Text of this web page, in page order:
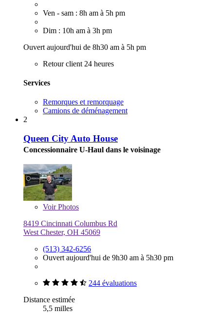
Ven - sam : 8h am à 5h pm
Dim : 10h am à 3h pm
Ouvert aujourd'hui de 8h30 am à 5h pm
Retour client 24 heures
Services
Remorques et remorquage
Camions de déménagement
2
Queen City Auto House
Concessionnaire U-Haul dans le voisinage
VoirPhotos
8419 Cincinnati Columbus Rd
West Chester, OH 45069
(513) 342-6256
Ouvert aujourd'hui de 9h30 am à 5h30 pm
244 évaluations
Distance estimée
5,5 milles